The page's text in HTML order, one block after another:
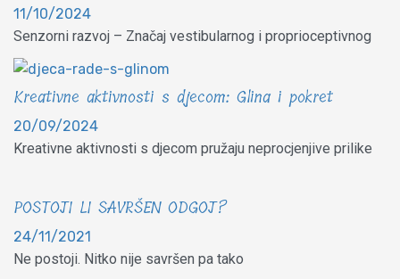
11/10/2024
Senzorni razvoj – Značaj vestibularnog i proprioceptivnog
Kreativne aktivnosti s djecom: Glina i pokret
20/09/2024
Kreativne aktivnosti s djecom pružaju neprocjenjive prilike
POSTOJI LI SAVRŠEN ODGOJ?
24/11/2021
Ne postoji. Nitko nije savršen pa tako